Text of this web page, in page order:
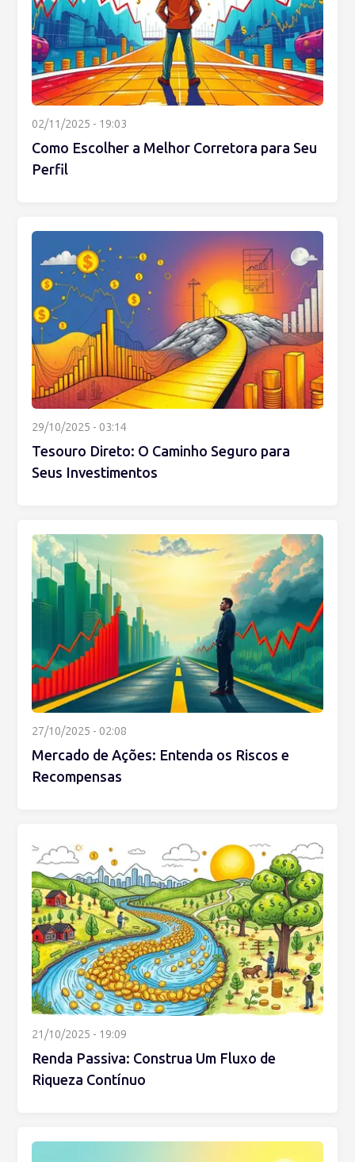
02/11/2025 - 19:03
Como Escolher a Melhor Corretora para Seu
Perfil
29/10/2025 - 03:14
Tesouro Direto: O Caminho Seguro para
Seus Investimentos
27/10/2025 - 02:08
Mercado de Ações: Entenda os Riscos e
Recompensas
21/10/2025 - 19:09
Renda Passiva: Construa Um Fluxo de
Riqueza Contínuo